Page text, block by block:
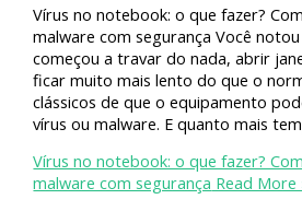
Vírus no notebook: o que fazer?
malware com segurança Você
começou a travar do nada, abrir
ficar muito mais lento do que o
clássicos de que o equipamento
vírus ou malware. E quanto mais
Vírus no notebook: o que fazer?
malware com segurança Read More